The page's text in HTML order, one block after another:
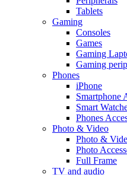
Tablets
Gaming
Consoles
Games
Gaming
Gaming
Phones
iPhone
Smartphone
Smart
Phones
Photo & Video
Photo &
Photo
Full Frame
TV and audio